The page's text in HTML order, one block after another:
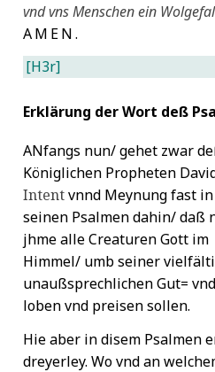
vnd vns Menschen ein
AMEN.
[H3r]
Erklärung der Wort deß
ANfangs nun/ gehet zwar
Königlichen Propheten
Intentvnnd Meynung fast
seinen Psalmen dahin/ daß
jhme alle Creaturen Gott im
Himmel/ umb seiner
unaußsprechlichen Gut=
loben vnd preisen sollen.
Hie aber in disem Psalmen
dreyerley. Wo vnd an